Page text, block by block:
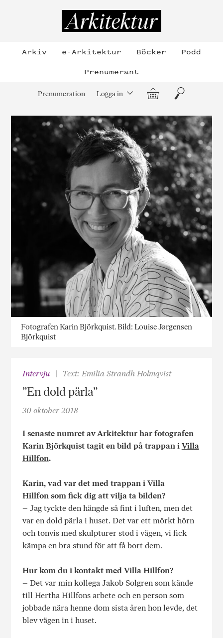
Arkiv e-Arkitektur Böcker
Podd
Prenumerant
Prenumeration Logga in Varukorg
Sök
Fotografen Karin Björkquist. Bild: Louise Jørgensen
Björkquist
Intervju Text: Emilia Strandh Holmqvist
”En dold pärla”
30 oktober 2018
I senaste numret av Arkitektur har fotografen
Karin Björkquist tagit en bild på trappan i Villa
Hillfon.
Karin, vad var det med trappan i Villa
Hillfon som fick dig att vilja ta bilden?
– Jag tyckte den hängde så fint i luften, men det
var en dold pärla i huset. Det var ett mörkt hörn
och tonvis med skulpturer stod i vägen, vi fick
kämpa en bra stund för att få bort dem.
Hur kom du i kontakt med Villa Hillfon?
– Det var min kollega Jakob Solgren som kände
till Hertha Hillfons arbete och en person som
jobbade nära henne dom sista åren hon levde, det
blev vägen in i huset.